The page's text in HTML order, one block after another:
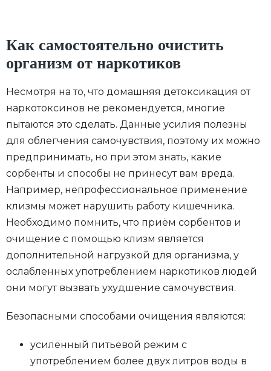
Как самостоятельно очистить
организм от наркотиков
Несмотря на то, что домашняя детоксикация от
наркотоксинов не рекомендуется, многие
пытаются это сделать. Данные усилия полезны
для облегчения самочувствия, поэтому их можно
предпринимать, но при этом знать, какие
сорбенты и способы не принесут вам вреда.
Например, непрофессиональное применение
клизмы может нарушить работу кишечника.
Необходимо помнить, что приём сорбентов и
очищение с помощью клизм является
дополнительной нагрузкой для организма, у
ослабленных употреблением наркотиков людей
они могут вызвать ухудшение самочувствия.
Безопасными способами очищения являются:
усиленный питьевой режим с
употреблением более двух литров воды в